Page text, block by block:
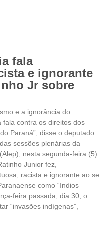
fala
e ignorante
Jr sobre
e a ignorância do
fala contra os direitos dos
Paraná”, disse o deputado
sessões plenárias da
nesta segunda-feira (5).
Junior fez,
racista e ignorante ao se
como “índios
feira passada, dia 30, o
“invasões indígenas”,